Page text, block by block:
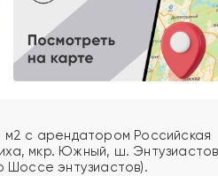
с арендатором Российская
мкр. Южный, ш.
Шоссе энтузиастов).